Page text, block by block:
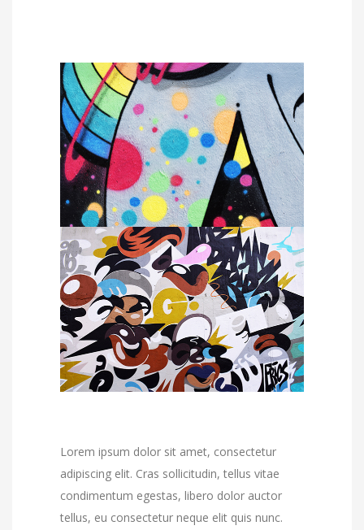
Lorem ipsum dolor sit amet, consectetur
adipiscing elit. Cras sollicitudin, tellus vitae
condimentum egestas, libero dolor auctor
tellus, eu consectetur neque elit quis nunc.